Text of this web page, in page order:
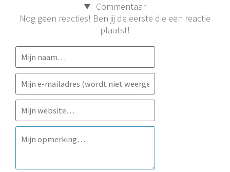
Commentaar
Nog geen reacties! Ben jij de eerste die een reactie
plaatst!